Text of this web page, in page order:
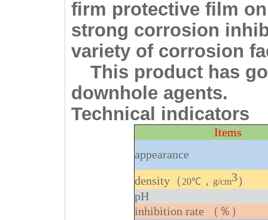
firm protective film
strong corrosion
variety of corrosion
This product has
downhole agents.
Technical indicators
Items
appearance
density （ 20℃ ， g/cm3）
pH
inhibition rate
（％）